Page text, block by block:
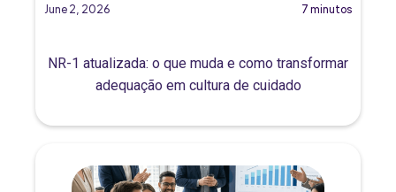
June 2, 2026 7 minutos
NR-1 atualizada: o que muda e como transformar
adequação em cultura de cuidado